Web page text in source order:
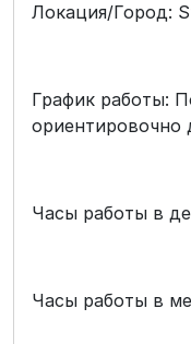
Локация/Город:
График работы:
ориентировочно
Часы работы в
Часы работы в